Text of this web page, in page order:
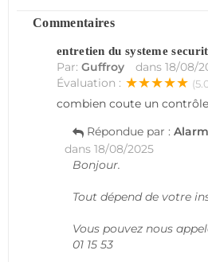
Commentaires
entretien du systeme
Par: Guffroy dans 18/08/
Évaluation : ★★★★★
combien coute un
Répondue par :
dans 18/08/2025
Bonjour.
Tout dépend de votre
Vous pouvez nous
01 15 53